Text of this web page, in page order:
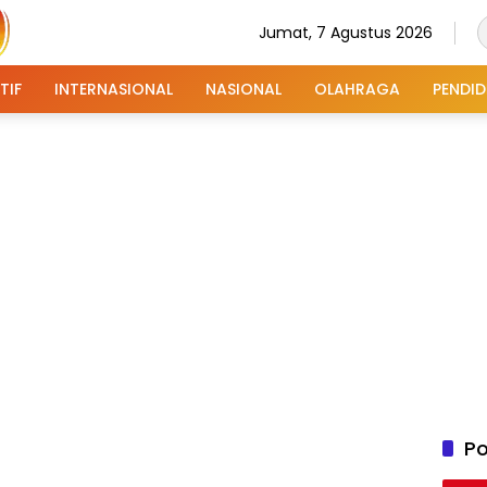
Jumat, 7 Agustus 2026
INTERNASIONAL NASIONAL OLAHRAGA